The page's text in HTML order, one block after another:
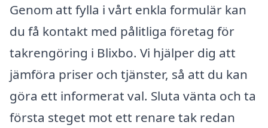
Genom att fylla i vårt enkla formulär kan
du få kontakt med pålitliga företag för
takrengöring i Blixbo. Vi hjälper dig att
jämföra priser och tjänster, så att du kan
göra ett informerat val. Sluta vänta och ta
första steget mot ett renare tak redan